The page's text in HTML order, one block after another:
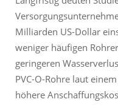
Milliarden US-Dollar
weniger häufigen
geringeren
PVC-O-Rohre laut
höhere